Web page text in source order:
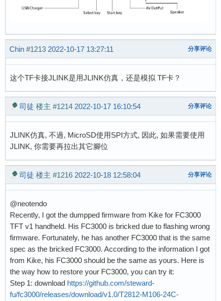
Chin #1213 2022-10-17 13:27:11 分享评论
这个TF卡接JLINK是用JLINK仿真，还是模拟 TF卡？
司徒 楼主 #1214 2022-10-17 16:10:54 分享评论
JLINK仿真, 不過, MicroSD使用SPI方式, 因此, 如果需要使用
JLINK, 你需要再拉出其它腳位
司徒 楼主 #1216 2022-10-18 12:58:04 分享评论
@neotendo
Recently, I got the dumpped firmware from Kike for FC3000
TFT v1 handheld. His FC3000 is bricked due to flashing wrong
firmware. Fortunately, he has another FC3000 that is the same
spec as the bricked FC3000. According to the information I got
from Kike, his FC3000 should be the same as yours. Here is
the way how to restore your FC3000, you can try it:
Step 1: download https://github.com/steward-
fu/fc3000/releases/download/v1.0/T2812-M106-24C-